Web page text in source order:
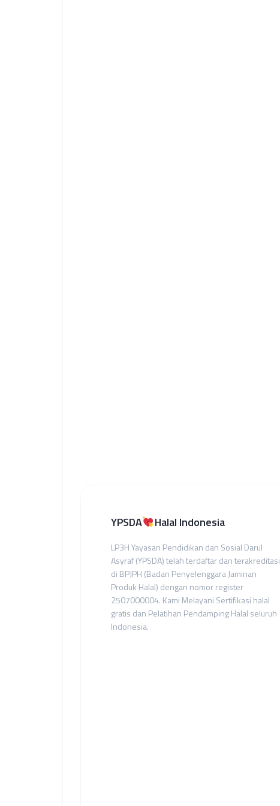
YPSDA Halal Indonesia
LP3H Yayasan Pendidikan dan Sosial Darul
Asyraf (YPSDA) telah terdaftar dan terakreditasi
di BPJPH (Badan Penyelenggara Jaminan
Produk Halal) dengan nomor register
2507000004. Kami Melayani Sertifikasi halal
gratis dan Pelatihan Pendamping Halal seluruh
Indonesia.